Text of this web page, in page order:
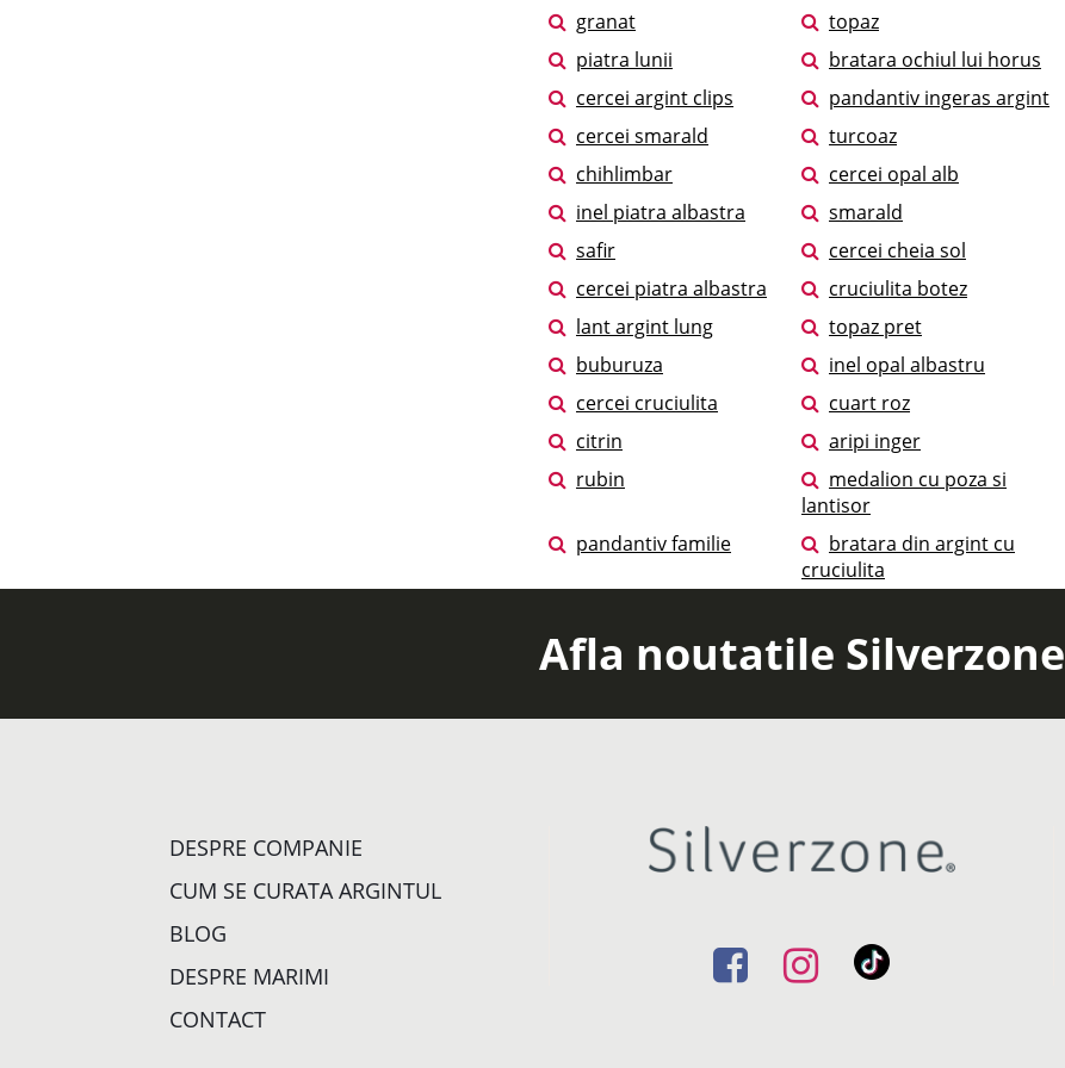
granat
topaz
piatra lunii
bratara ochiul lui horus
cercei argint clips
pandantiv ingeras argint
cercei smarald
turcoaz
chihlimbar
cercei opal alb
inel piatra albastra
smarald
safir
cercei cheia sol
cercei piatra albastra
cruciulita botez
lant argint lung
topaz pret
buburuza
inel opal albastru
cercei cruciulita
cuart roz
citrin
aripi inger
rubin
medalion cu poza si
lantisor
pandantiv familie
bratara din argint cu
cruciulita
Afla noutatile Silverzone
DESPRE COMPANIE
CUM SE CURATA ARGINTUL
BLOG
DESPRE MARIMI
CONTACT